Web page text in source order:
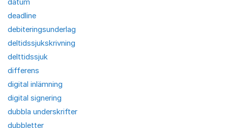
datum
deadline
debiteringsunderlag
deltidssjukskrivning
delttidssjuk
differens
digital inlämning
digital signering
dubbla underskrifter
dubbletter